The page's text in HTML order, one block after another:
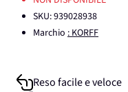
SKU:939028938
Marchio : KORFF
Reso facile e veloce